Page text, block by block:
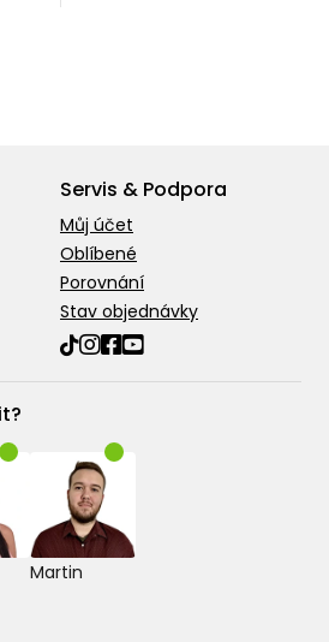
Servis & Podpora
Můj účet
Oblíbené
Porovnání
Stav objednávky
Martin